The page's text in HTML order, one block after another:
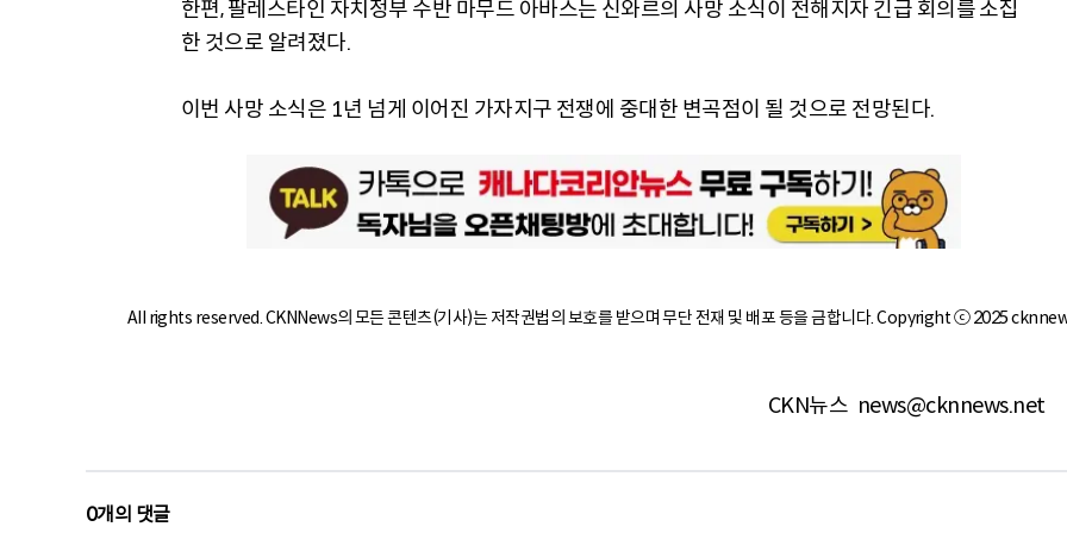
한편, 팔레스타인 자치정부 수반 마무드 아바스는 신와르의 사망 소식이 전해지자 긴급 회의를 소집
한 것으로 알려졌다.
이번 사망 소식은 1년 넘게 이어진 가자지구 전쟁에 중대한 변곡점이 될 것으로 전망된다.
All rights reserved. CKNNews의 모든 콘텐츠(기사)는 저작권법의 보호를 받으며 무단 전재 및 배포 등을 금합니다. Copyright ⓒ 2025
CKN뉴스 news@cknnews.net
0개의 댓글